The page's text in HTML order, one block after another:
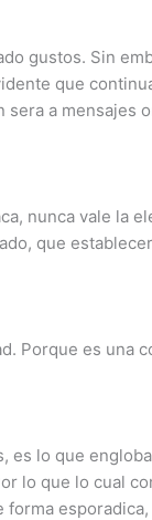
gustos. Sin
que
sera a mensajes
nunca vale la
que
Porque es una
es lo que
lo que lo cual